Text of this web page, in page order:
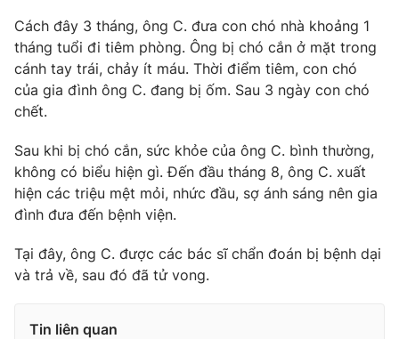
Góc doanh nghiệp
Phim VTV
Hậu trường
Nhân vật
Khán giả
Giải sao mai
Giải trí
Điện ảnh
Sao
Đời sống
Du lịch
Làm đẹp
Chất lượng cuộc sống
Giáo dục
Tuyển sinh
Công nghệ
Hitech Công nghệ tương lai
Thị trường
Giao lưu trực tuyến
Lịch phát sóng
Cách đây 3 tháng, ông C. đưa con chó nhà khoảng 1
tháng tuổi đi tiêm phòng. Ông bị chó cắn ở mặt trong
cánh tay trái, chảy ít máu. Thời điểm tiêm, con chó
của gia đình ông C. đang bị ốm. Sau 3 ngày con chó
chết.
Sau khi bị chó cắn, sức khỏe của ông C. bình thường,
không có biểu hiện gì. Đến đầu tháng 8, ông C. xuất
hiện các triệu mệt mỏi, nhức đầu, sợ ánh sáng nên gia
đình đưa đến bệnh viện.
Tại đây, ông C. được các bác sĩ chẩn đoán bị bệnh dại
và trả về, sau đó đã tử vong.
Tin liên quan